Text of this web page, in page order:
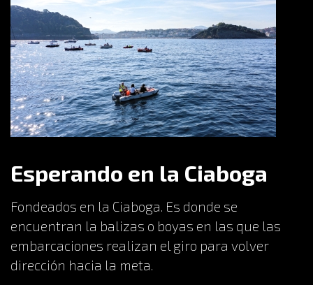
Esperando en la Ciaboga
Fondeados en la Ciaboga. Es donde se
encuentran la balizas o boyas en las que las
embarcaciones realizan el giro para volver
dirección hacia la meta.